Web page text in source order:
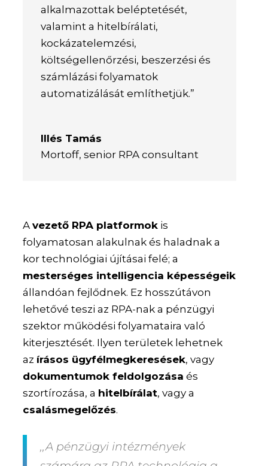
alkalmazottak beléptetését,
valamint a hitelbírálati,
kockázatelemzési,
költségellenőrzési, beszerzési és
számlázási folyamatok
automatizálását említhetjük.”
Illés Tamás
Mortoff, senior RPA consultant
Avezető RPA platformok is
folyamatosan alakulnak és haladnak a
kor technológiai újításai felé; a
mesterséges intelligencia képességeik
állandóan fejlődnek. Ez hosszútávon
lehetővé teszi az RPA-nak a pénzügyi
szektor működési folyamataira való
kiterjesztését. Ilyen területek lehetnek
az írásos ügyfélmegkeresések, vagy
dokumentumok feldolgozása és
szortírozása, a hitelbírálat, vagy a
csalásmegelőzés.
,,A pénzügyi intézmények